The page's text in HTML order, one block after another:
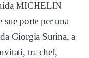
MICHELIN
sue porte per una
Giorgia Surina, a
tra chef,